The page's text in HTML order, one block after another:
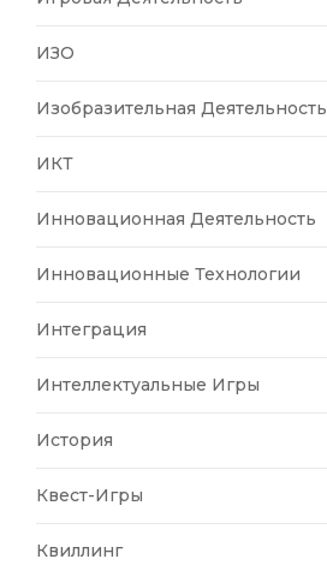
ИЗО
Изобразительная Деятельность
ИКТ
Инновационная Деятельность
Инновационные Технологии
Интеграция
Интеллектуальные Игры
История
Квест-Игры
Квиллинг